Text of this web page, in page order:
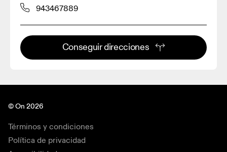
943467889
Conseguir direcciones
© On 2026
Términos y condiciones
Política de privacidad